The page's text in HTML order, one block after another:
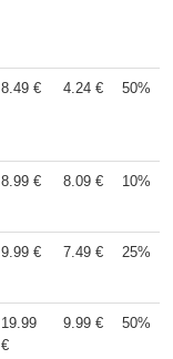
8.49 € 4.24 € 50%
8.99 € 8.09 € 10%
9.99 € 7.49 € 25%
19.99
€
9.99 € 50%